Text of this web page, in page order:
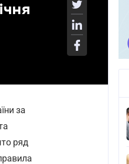
за
ряд